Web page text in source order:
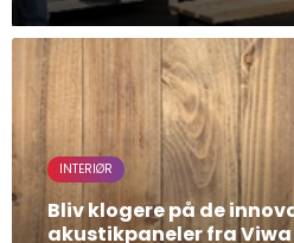
INTERIØR
Bliv klogere på de
akustikpaneler fra Viwa